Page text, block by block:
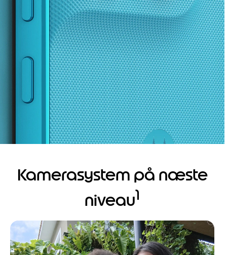
Kamerasystem på næste
niveau1